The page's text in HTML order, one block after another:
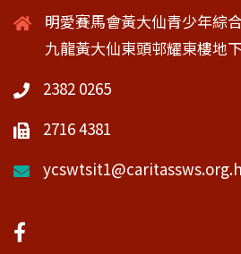
明愛賽馬會黃大仙青少年綜
九龍黃大仙東頭邨耀東樓地
2382 0265
2716 4381